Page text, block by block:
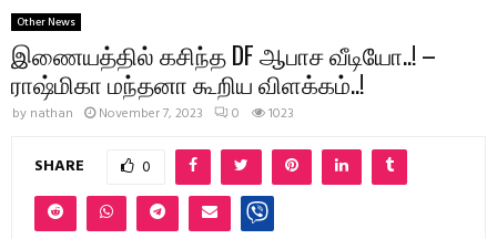
Other News
இணையத்தில் கசிந்த DF ஆபாச வீடியோ..! –
ராஷ்மிகா மந்தனா கூறிய விளக்கம்..!
by nathan November 7, 2023 0 1023
SHARE 0